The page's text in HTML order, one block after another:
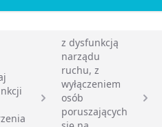
z dysfunkcją
narządu
ruchu, z
wyłączeniem
osób
poruszających